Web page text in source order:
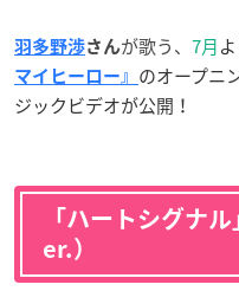
羽多野渉さ んが歌う、 7月
マイヒーロー』 のオープニ
ジックビデオが公開！
「ハートシグナ
er.）